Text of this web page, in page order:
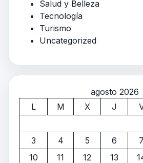
Salud y Belleza
Tecnología
Turismo
Uncategorized
agosto 2026
L
M X J
3
4 5 6 7
10
11 12 13